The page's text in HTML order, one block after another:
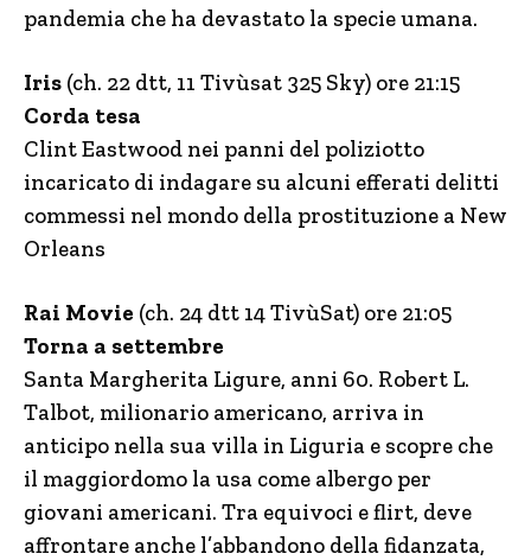
pandemia che ha devastato la specie umana.
Iris (ch. 22 dtt, 11 Tivùsat 325 Sky) ore 21:15
Corda tesa
Clint Eastwood nei panni del poliziotto
incaricato di indagare su alcuni efferati delitti
commessi nel mondo della prostituzione a New
Orleans
Rai Movie (ch. 24 dtt 14 TivùSat) ore 21:05
Torna a settembre
Santa Margherita Ligure, anni 60. Robert L.
Talbot, milionario americano, arriva in
anticipo nella sua villa in Liguria e scopre che
il maggiordomo la usa come albergo per
giovani americani. Tra equivoci e flirt, deve
affrontare anche l’abbandono della fidanzata,